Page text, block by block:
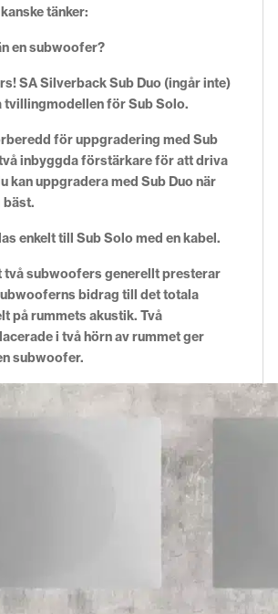
tänker:
en subwoofer?
SA Silverback Sub Duo (ingår inte)
tvillingmodellen för Sub Solo.
för uppgradering med Sub
inbyggda förstärkare för att driva
kan uppgradera med Sub Duo när
bäst.
enkelt till Sub Solo med en kabel.
två subwoofers generellt presterar
bidrag till det totala
på rummets akustik. Två
i två hörn av rummet ger
subwoofer.